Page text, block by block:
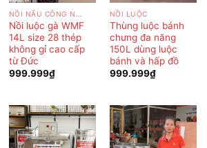
Nồi luộc gà WMF
14L size 28 thép
không gỉ cao cấp
từ Đức
999.999₫
NỒI LUỘC
Thùng luộc bánh
chưng đa năng
150L dùng luộc
bánh và hấp đồ
999.999₫